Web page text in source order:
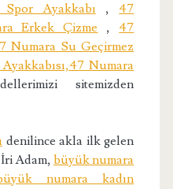
Ayakkabı , 47
Erkek Çizme , 47
Numara Su Geçirmez
47 Numara
sitemizden
denilince akla ilk gelen
İri Adam,büyük numara
numara kadın